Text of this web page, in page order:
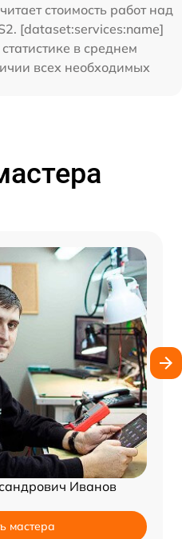
стоимость работ над
[dataset:services:name]
в среднем
всех необходимых
Иванов
мастера